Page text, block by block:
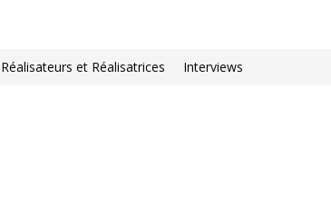
Réalisateurs et Réalisatrices Interviews